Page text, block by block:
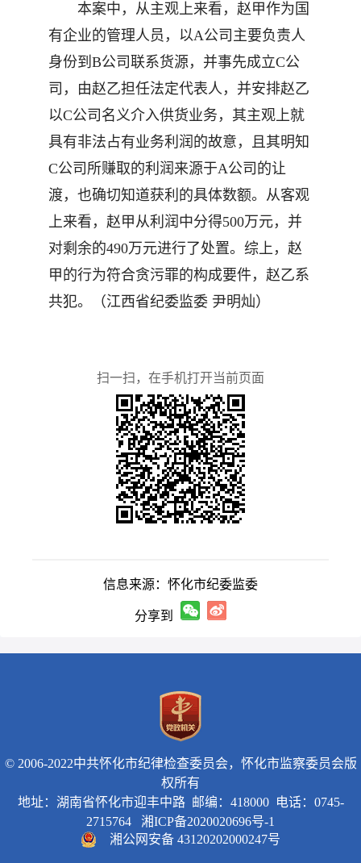
本案中，从主观上来看，赵甲作为国
有企业的管理人员，以A公司主要负责人
身份到B公司联系货源，并事先成立C公
司，由赵乙担任法定代表人，并安排赵乙
以C公司名义介入供货业务，其主观上就
具有非法占有业务利润的故意，且其明知
C公司所赚取的利润来源于A公司的让
渡，也确切知道获利的具体数额。从客观
上来看，赵甲从利润中分得500万元，并
对剩余的490万元进行了处置。综上，赵
甲的行为符合贪污罪的构成要件，赵乙系
共犯。（江西省纪委监委 尹明灿）
扫一扫，在手机打开当前页面
信息来源：怀化市纪委监委
分享到
© 2006-2022中共怀化市纪律检查委员会，怀化市监察委员会版
权所有
地址：湖南省怀化市迎丰中路 邮编：418000 电话：0745-
2715764
湘ICP备2020020696号-1
湘公网安备 43120202000247号